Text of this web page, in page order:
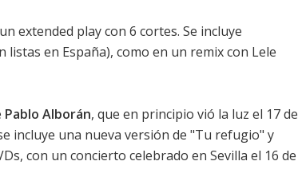
extended play con 6 cortes. Se incluye
en España), como en un remix con Lele
Pablo Alborán, que en principio vió la luz el 17 de
incluye una nueva versión de "Tu refugio" y
con un concierto celebrado en Sevilla el 16 de